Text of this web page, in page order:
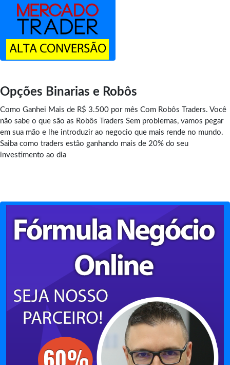
Opções Binarias e Robôs
Como Ganhei Mais de R$ 3.500 por mês Com Robôs Traders. Você
não sabe o que são as Robôs Traders Sem problemas, vamos pegar
em sua mão e lhe introduzir ao negocio que mais rende no mundo.
Saiba como traders estão ganhando mais de 20% do seu
investimento ao dia